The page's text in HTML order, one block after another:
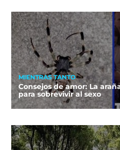
MIENTRAS TANTO
Consejos de amor: La
para sobrevivir al sexo